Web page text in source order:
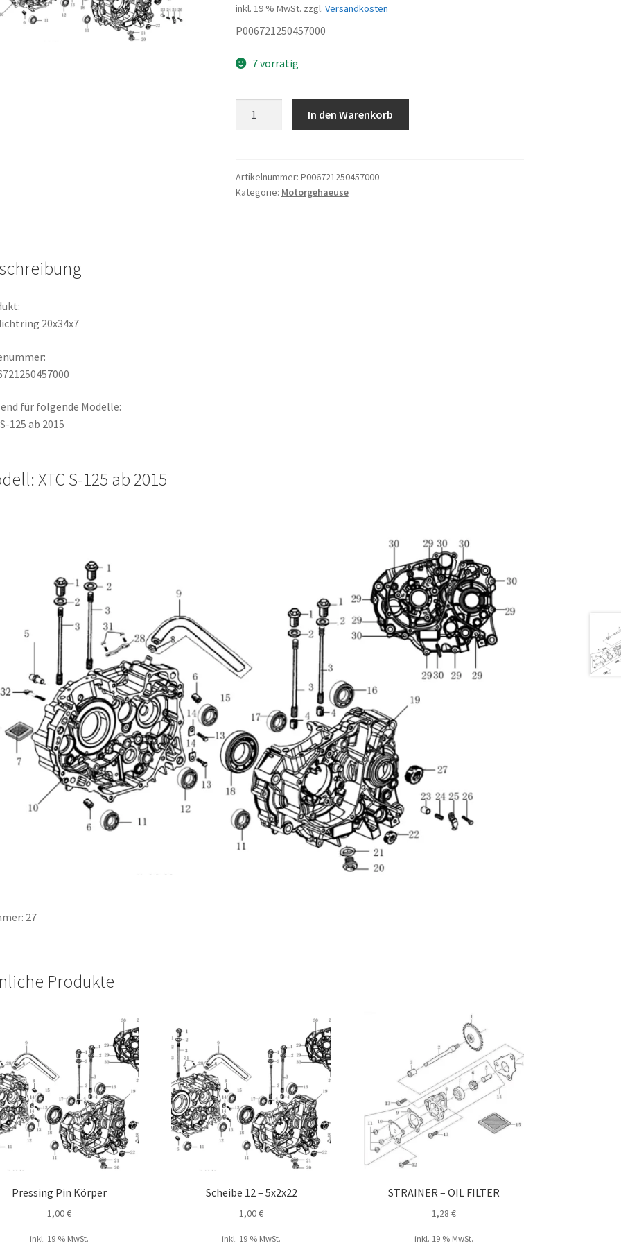
inkl. 19 % MwSt. zzgl. Versandkosten
P006721250457000
7 vorrätig
In den Warenkorb
Artikelnummer: P006721250457000
Kategorie: Motorgehaeuse
20x34x7
für folgende Modelle:
125 ab 2015
XTC S-125 ab 2015
27
Produkte
Pressing Pin Körper
1,00€
inkl. 19 % MwSt.
Scheibe 12 – 5x2x22
1,00€
inkl. 19 % MwSt.
STRAINER – OIL FILTER
1,28 €
inkl. 19 % MwSt.